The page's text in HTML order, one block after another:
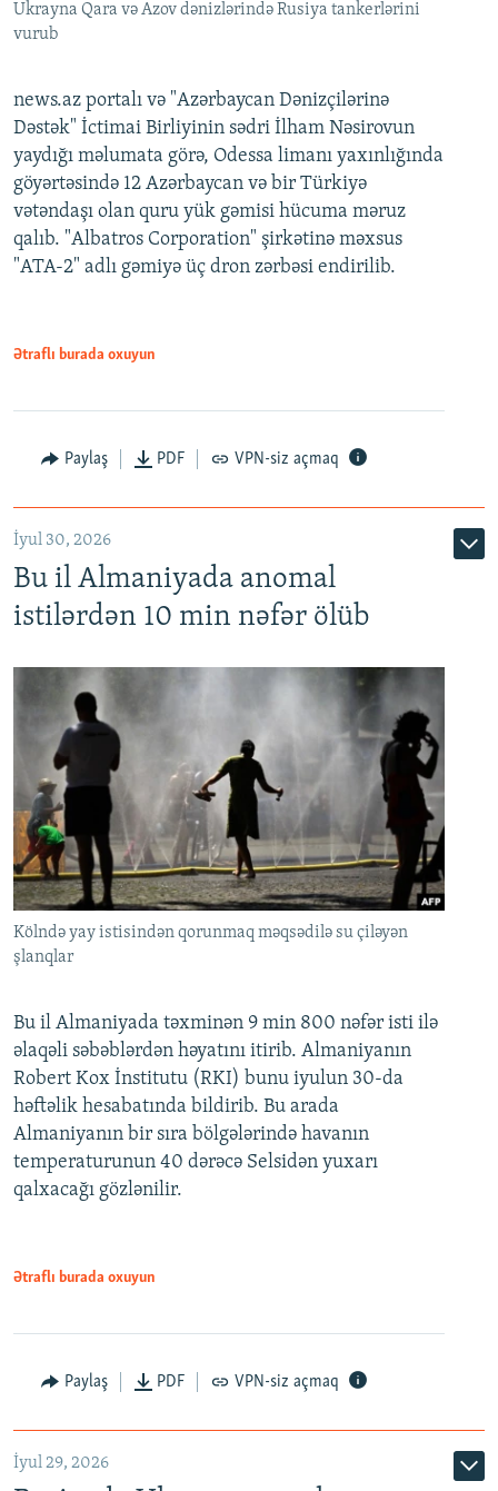
Ukrayna Qara və Azov dənizlərində Rusiya tankerlərini
vurub
news.az portalı və "Azərbaycan Dənizçilərinə
Dəstək" İctimai Birliyinin sədri İlham Nəsirovun
yaydığı məlumata görə, Odessa limanı yaxınlığında
göyərtəsində 12 Azərbaycan və bir Türkiyə
vətəndaşı olan quru yük gəmisi hücuma məruz
qalıb. "Albatros Corporation" şirkətinə məxsus
"ATA-2" adlı gəmiyə üç dron zərbəsi endirilib.
Ətraflı burada oxuyun
Paylaş PDF VPN-siz açmaq
İyul 30, 2026
Bu il Almaniyada anomal
istilərdən 10 min nəfər ölüb
Kölndə yay istisindən qorunmaq məqsədilə su çiləyən
şlanqlar
Bu il Almaniyada təxminən 9 min 800 nəfər isti ilə
əlaqəli səbəblərdən həyatını itirib. Almaniyanın
Robert Kox İnstitutu (RKI) bunu iyulun 30-da
həftəlik hesabatında bildirib. Bu arada
Almaniyanın bir sıra bölgələrində havanın
temperaturunun 40 dərəcə Selsidən yuxarı
qalxacağı gözlənilir.
Ətraflı burada oxuyun
Paylaş PDF VPN-siz açmaq
İyul 29, 2026